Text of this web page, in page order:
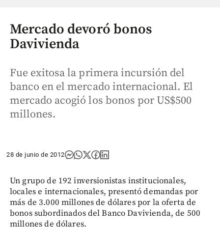
Mercado devoró bonos
Davivienda
Fue exitosa la primera incursión del
banco en el mercado internacional. El
mercado acogió los bonos por US$500
millones.
28 de junio de 2012
Un grupo de 192 inversionistas institucionales,
locales e internacionales, presentó demandas por
más de 3.000 millones de dólares por la oferta de
bonos subordinados del Banco Davivienda, de 500
millones de dólares.